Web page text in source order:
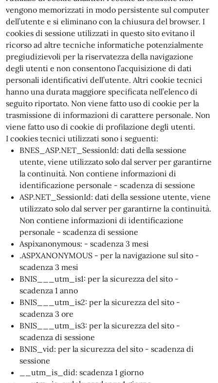
vengono memorizzati in modo persistente sul computer
dell’utente e si eliminano con la chiusura del browser. I
cookies di sessione utilizzati in questo sito evitano il
ricorso ad altre tecniche informatiche potenzialmente
pregiudizievoli per la riservatezza della navigazione
degli utenti e non consentono l’acquisizione di dati
personali identificativi dell’utente. Altri cookie tecnici
hanno una durata maggiore specificata nell’elenco di
seguito riportato. Non viene fatto uso di cookie per la
trasmissione di informazioni di carattere personale. Non
viene fatto uso di cookie di profilazione degli utenti.
I cookies tecnici utilizzati sono i seguenti:
BNES_ASP.NET_SessionId: dati della sessione
utente, viene utilizzato solo dal server per garantirne
la continuità. Non contiene informazioni di
identificazione personale - scadenza di sessione
ASP.NET_SessionId: dati della sessione utente, viene
utilizzato solo dal server per garantirne la continuità.
Non contiene informazioni di identificazione
personale - scadenza di sessione
Aspixanonymous: - scadenza 3 mesi
.ASPXANONYMOUS - per la navigazione sul sito -
scadenza 3 mesi
BNIS___utm_is1: per la sicurezza del sito -
scadenza 1 anno
BNIS___utm_is2: per la sicurezza del sito -
scadenza 3 ore
BNIS___utm_is3: per la sicurezza del sito -
scadenza di sessione
BNIS_vid: per la sicurezza del sito - scadenza di
sessione
__utm_is_did: scadenza 1 giorno